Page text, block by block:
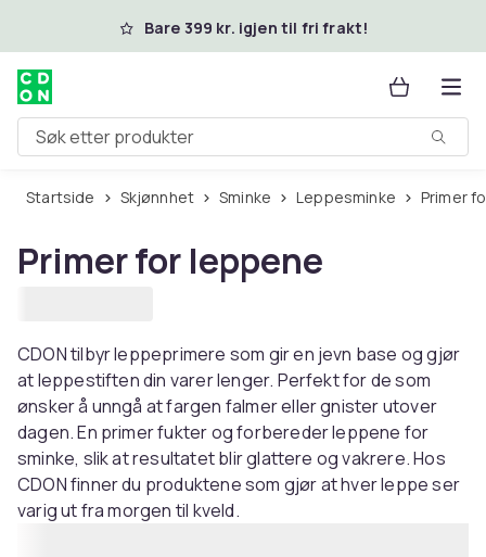
Hopp til hovedinnholdBare 399 kr. igjen til fri frakt!
Søk etter produkter
Startside Skjønnhet Sminke Leppesminke Primer
Primer for leppene
CDON tilbyr leppeprimere som gir en jevn base og gjør
at leppestiften din varer lenger. Perfekt for de som
ønsker å unngå at fargen falmer eller gnister utover
dagen. En primer fukter og forbereder leppene for
sminke, slik at resultatet blir glattere og vakrere. Hos
CDON finner du produktene som gjør at hver leppe ser
varig ut fra morgen til kveld.